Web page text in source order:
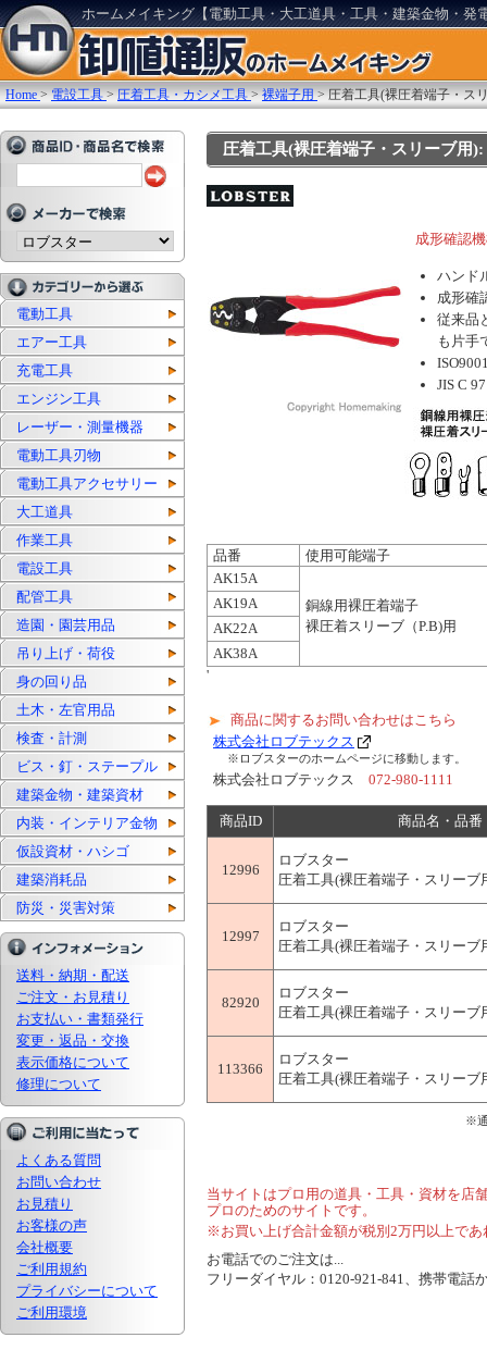
ホームメイキング【電動工具・大工道具・工具・建築金物・発
Home >電設工具 >圧着工具・カシメ工具 >裸端子用 >圧着工具(裸圧着端子・ス
電動工具
エアー工具
充電工具
エンジン工具
レーザー・測量機器
電動工具刃物
電動工具アクセサリー
大工道具
作業工具
電設工具
配管工具
造園・園芸用品
吊り上げ・荷役
身の回り品
土木・左官用品
検査・計測
ビス・釘・ステープル
建築金物・建築資材
内装・インテリア金物
仮設資材・ハシゴ
建築消耗品
防災・災害対策
送料・納期・配送
ご注文・お見積り
お支払い・書類発行
変更・返品・交換
表示価格について
修理について
よくある質問
お問い合わせ
お見積り
お客様の声
会社概要
ご利用規約
プライバシーについて
ご利用環境
圧着工具(裸圧着端子・スリーブ用
成形確認
ハンド
成形確
従来品
も片手
JIS C
品番
使用可能端子
AK15A
銅線用裸圧着端子
裸圧着スリーブ（P.B)用
AK19A
AK22A
AK38A
'
商品に関するお問い合わせはこちら
株式会社ロブテックス
※ロブスターのホームページに移動します。
株式会社ロブテックス 072-980-1111
商品ID 商品名・品番
12996
ロブスター
圧着工具(裸圧着端子・スリーブ
12997
ロブスター
圧着工具(裸圧着端子・スリーブ
82920
ロブスター
圧着工具(裸圧着端子・スリーブ
113366
ロブスター
圧着工具(裸圧着端子・スリーブ
※
当サイトはプロ用の道具・工具・資材を店
プロのためのサイトです。
※お買い上げ合計金額が税別2万円以上で
お電話でのご注文は...
フリーダイヤル：0120-921-841、携帯電